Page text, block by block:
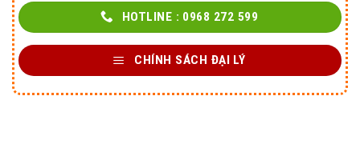
HOTLINE : 0968 272 599
CHÍNH SÁCH ĐẠI LÝ